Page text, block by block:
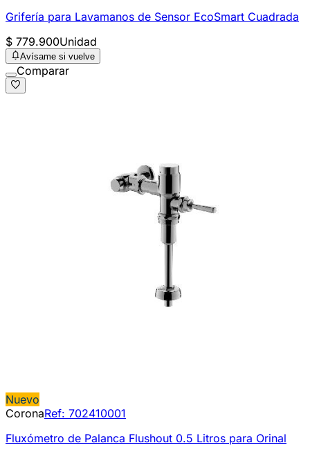
Grifería para Lavamanos de Sensor EcoSmart Cuadrada
$ 779.900Unidad
Avísame si vuelve
Comparar
Nuevo
CoronaRef: 702410001
Fluxómetro de Palanca Flushout 0.5 Litros para Orinal